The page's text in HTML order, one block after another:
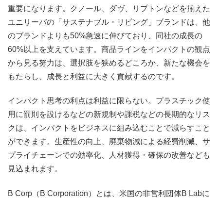
重要になります。クノール、ダヴ、リプトンなどを揃えた
ユニリーバの「サステナブル・リビング」ブランドは、他
のブランドよりも50%急速に伸びており、同社の成長の
60%以上を支えています。商品ラインをインパクトの観点
から見る努力は、選択肢を狭めるどころか、新たな機会を
もたらし、成長と利益に大きく貢献するのです。
インパクト思考の利点は利益に限らない。プラスチック使
用に罰則を設けるなどの新規制や課税などの長期的なリス
クは、インパクトをビジネスに組み込むことで減らすこと
ができます。生産性の向上、廃棄物減による経費削減、サ
プライチェーンでの効率化、人材獲得・確保の改善なども
見込まれます。
B Corp（B Corporation）とは、米国の非営利団体B Labに